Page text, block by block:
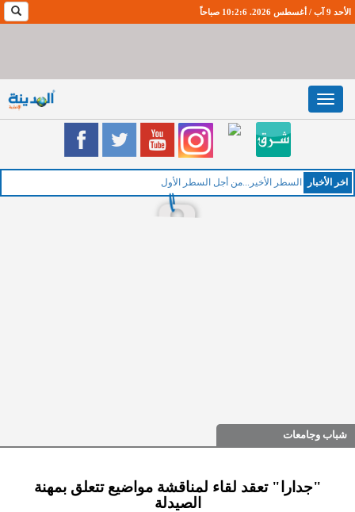
الأحد 9 آب / أغسطس 2026. 10:2:7 صباحاً
Toggle
navigation
اخر اﻷخبار السطر الأخير...من أجل السطر الأول
شباب وجامعات
"جدارا" تعقد لقاء لمناقشة مواضيع تتعلق بمهنة
الصيدلة